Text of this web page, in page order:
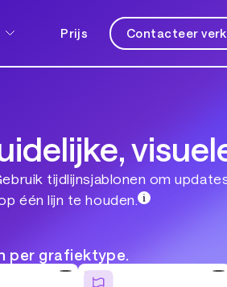
Prijs Contacteer
tijdlijnsjablonen om
één lijn te houden.
per grafiektype.